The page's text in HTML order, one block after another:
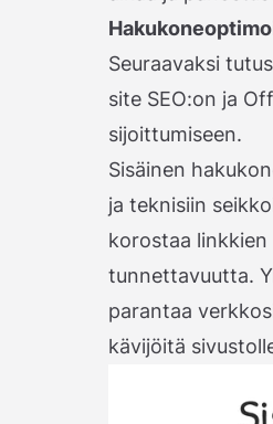
Seuraavaksi
site SEO:on ja
sijoittumiseen.
Sisäinen
ja teknisiin
korostaa linkkien
tunnettavuutta.
parantaa
kävijöitä